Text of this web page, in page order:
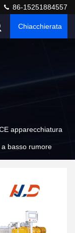
86-15251884557
Chiacchierata
apparecchiatura
basso rumore